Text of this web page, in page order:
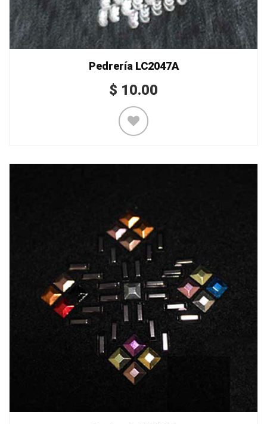
Pedrería LC2047A
$ 10.00